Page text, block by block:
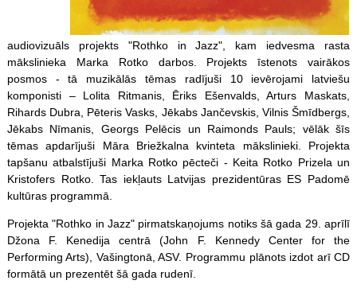
audiovizuāls projekts "Rothko in Jazz", kam iedvesma rasta
mākslinieka Marka Rotko darbos. Projekts īstenots vairākos
posmos - tā muzikālās tēmas radījuši 10 ievērojami latviešu
komponisti – Lolita Ritmanis, Ēriks Ešenvalds, Arturs Maskats,
Rihards Dubra, Pēteris Vasks, Jēkabs Jančevskis, Vilnis Šmīdbergs,
Jēkabs Nīmanis, Georgs Pelēcis un Raimonds Pauls; vēlāk šīs
tēmas apdarījuši Māra Briežkalna kvinteta mākslinieki. Projekta
tapšanu atbalstījuši Marka Rotko pēcteči - Keita Rotko Prizela un
Kristofers Rotko. Tas iekļauts Latvijas prezidentūras ES Padomē
kultūras programmā.
Projekta "Rothko in Jazz" pirmatskaņojums notiks šā gada 29. aprīlī
Džona F. Kenedija centrā (John F. Kennedy Center for the
Performing Arts), Vašingtonā, ASV. Programmu plānots izdot arī CD
formātā un prezentēt šā gada rudenī.